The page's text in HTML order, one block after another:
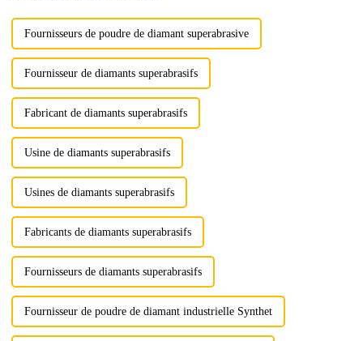
Fournisseurs de poudre de diamant superabrasive
Fournisseur de diamants superabrasifs
Fabricant de diamants superabrasifs
Usine de diamants superabrasifs
Usines de diamants superabrasifs
Fabricants de diamants superabrasifs
Fournisseurs de diamants superabrasifs
Fournisseur de poudre de diamant industrielle Synthet